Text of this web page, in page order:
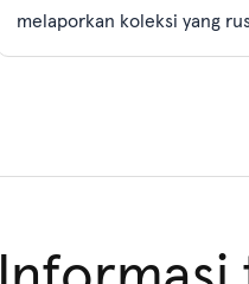
melaporkan koleksi yang